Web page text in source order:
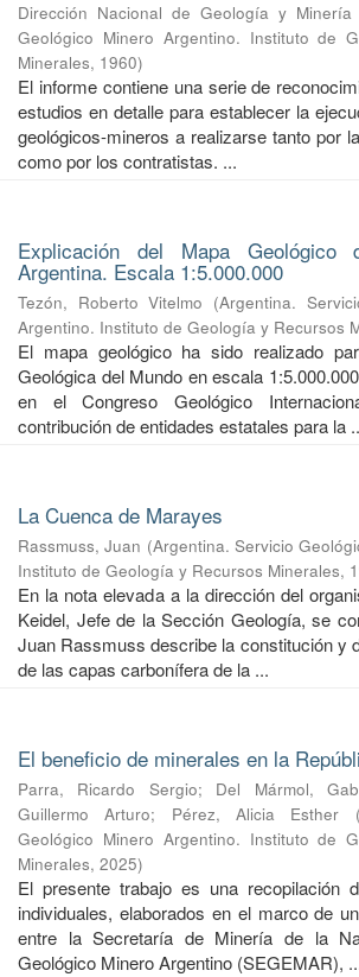
Dirección Nacional de Geología y Minería
Geológico Minero Argentino. Instituto de
Minerales, 1960)
El informe contiene una serie de
estudios en detalle para establecer la
geológicos-mineros a realizarse tanto por
como por los contratistas. ...
Explicación del Mapa Geológico
Argentina. Escala 1:5.000.000
Tezón, Roberto Vitelmo (Argentina.
Argentino. Instituto de Geología y Recursos
El mapa geológico ha sido realizado
Geológica del Mundo en escala
en el Congreso Geológico
contribución de entidades estatales para la
La Cuenca de Marayes
Rassmuss, Juan (Argentina. Servicio
Instituto de Geología y Recursos Minerales,
En la nota elevada a la dirección del
Keidel, Jefe de la Sección Geología, se
Juan Rassmuss describe la constitución y
de las capas carbonífera de la ...
El beneficio de minerales en la
Parra, Ricardo Sergio; Del Mármol,
Guillermo Arturo; Pérez, Alicia Esther (
Geológico Minero Argentino. Instituto de
Minerales, 2025)
El presente trabajo es una recopilación
individuales, elaborados en el marco de
entre la Secretaría de Minería de la
Geológico Minero Argentino (SEGEMAR),